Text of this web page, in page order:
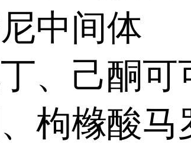
中间体
、己酮可
枸橼酸马